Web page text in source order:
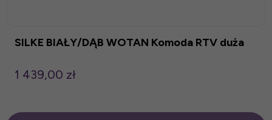
SILKE BIAŁY/DĄB WOTAN Komoda RTV duża
1 439,00 zł